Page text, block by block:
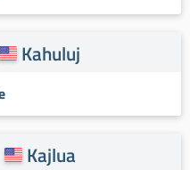
Kahuluj
Kajlua